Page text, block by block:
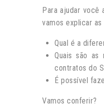
Para ajudar você
vamos explicar
Qual é a
Quais são as
contratos do
É possível
Vamos conferir?